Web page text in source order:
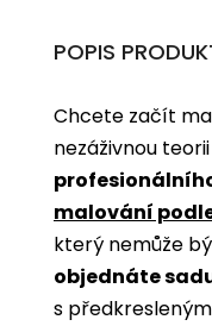
POPIS
Chcete začít
nezáživnou
malování
který nemůže
objednáte
s